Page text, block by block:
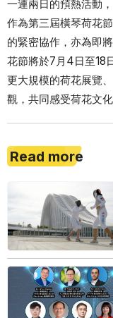
一連兩日的預熱活動
作為第三屆橫琴荷花
的緊密協作，亦為即
花節將於7月4日至18
更大規模的荷花展覽
觀，共同感受荷花文化
Read more